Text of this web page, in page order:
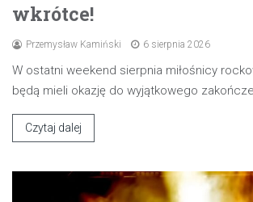
wkrótce!
Przemysław Kamiński 6 sierpnia 2026
W ostatni weekend sierpnia miłośnicy
będą mieli okazję do wyjątkowego
Czytaj dalej